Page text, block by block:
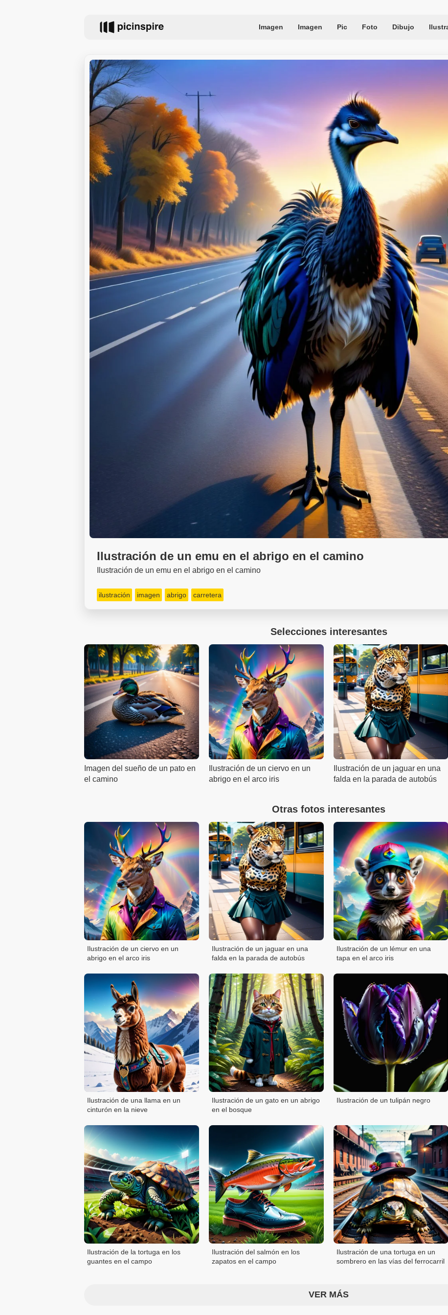
Imagen Imagen Pic Foto Dibujo
Ilustración de un emu en el abrigo en el camino
Ilustración de un emu en el abrigo en el camino
ilustración imagen abrigo carretera
Selecciones interesantes
Imagen del sueño de un pato en
el camino
Ilustración de un ciervo en un
abrigo en el arco iris
Ilustración de un jaguar en una
falda en la parada de autobús
Otras fotos interesantes
Ilustración de un ciervo en un
abrigo en el arco iris
Ilustración de un jaguar en una
falda en la parada de autobús
Ilustración de un lémur en una
tapa en el arco iris
Ilustración de una llama en un
cinturón en la nieve
Ilustración de un gato en un abrigo
en el bosque
Ilustración de un tulipán negro
Ilustración de la tortuga en los
guantes en el campo
Ilustración del salmón en los
zapatos en el campo
Ilustración de una tortuga en un
sombrero en las vías del ferrocarril
VER MÁS